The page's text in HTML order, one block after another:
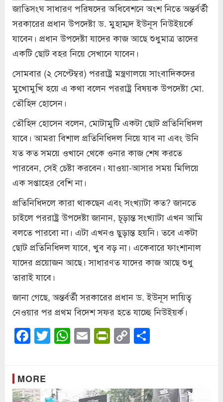
জাতিসংঘ সাধারণ পরিষদের অধিবেশনে অংশ নিতে অন্তর্বর্তী
সরকারের প্রধান উপদেষ্টা ড. মুহাম্মদ ইউনূস নিউইয়র্কে
যাবেন। প্রধান উপদেষ্টা যাদের কাজ আছে শুধুমাত্র তাদের
একটি ছোট বহর নিয়ে সেখানে যাবেন।
সোমবার (২ সেপ্টেম্বর) পররাষ্ট্র মন্ত্রণালয়ে সাংবাদিকদের
মুখোমুখি হয়ে এ কথা বলেন পররাষ্ট্র বিষয়ক উপদেষ্টা মো.
তৌহিদ হোসেন।
তৌহিদ হোসেন বলেন, মোটামুটি একটা ছোট প্রতিনিধিদল
যাবে। আমরা বিশাল প্রতিনিধিদল নিয়ে যাব না এবং উনি
যত কত সময়ে ওখানে থেকে ওনার কাজ শেষ করতে
পারবেন, সেই চেষ্টা করবেন। যাওয়া-আসার সময় মিলিয়ে
এক সপ্তাহের বেশি না।
প্রতিনিধিদলে কারা থাকছেন এবং সংখ্যাটা কত? জানতে
চাইলে পররাষ্ট্র উপদেষ্টা জানান, চূড়ান্ত সংখ্যাটা এখন আমি
বলতে পারবো না। এটা এখনও ছুড়ান্ত হয়নি। তবে একটা
ছোট প্রতিনিধিদল যাবে, খুব বড় না। একেবারে ফাংশানাল
যাদের প্রয়োজন আছে। সাধারণত যাদের কাজ আছে শুধু
তারাই যাবে।
জানা গেছে, অন্তর্বর্তী সরকারের প্রধান ড. ইউনূস দায়িত্ব
নেওয়ার পর প্রথম বিদেশ সফর হতে যাচ্ছে নিউইয়র্ক।
Facebook
Twitter
WhatsApp
EmailPrintFriendly
Copy
Link
MORE